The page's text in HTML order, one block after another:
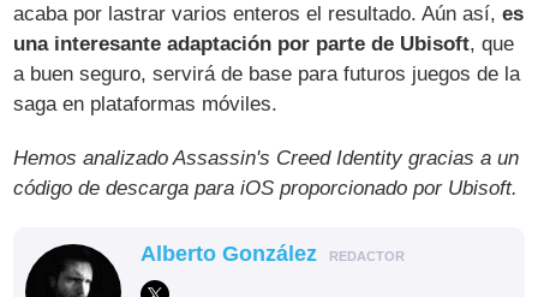
acaba por lastrar varios enteros el resultado. Aún así,es
una interesante adaptación por parte de Ubisoft, que
a buen seguro, servirá de base para futuros juegos de la
saga en plataformas móviles.
Hemos analizado Assassin's Creed Identity gracias a un
código de descarga para iOS proporcionado por Ubisoft.
Alberto González REDACTOR